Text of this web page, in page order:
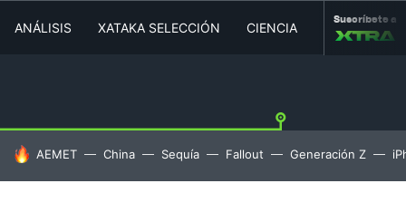
ANÁLISIS XATAKA SELECCIÓN CIENCIA MOVILIDAD
Suscríbete a
HOY SE HABLA DE
AEMET China Sequía Fallout Generación Z